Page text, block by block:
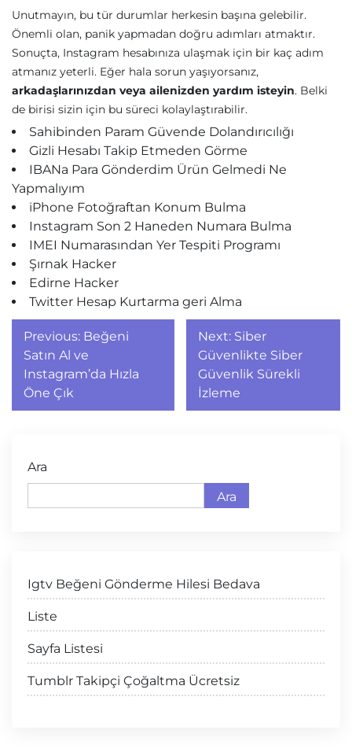
Unutmayın, bu tür durumlar herkesin başına gelebilir.
Önemli olan, panik yapmadan doğru adımları atmaktır.
Sonuçta, Instagram hesabınıza ulaşmak için bir kaç adım
atmanız yeterli. Eğer hala sorun yaşıyorsanız,
arkadaşlarınızdan veya ailenizden yardım isteyin. Belki
de birisi sizin için bu süreci kolaylaştırabilir.
Sahibinden Param Güvende Dolandırıcılığı
Gizli Hesabı Takip Etmeden Görme
IBANa Para Gönderdim Ürün Gelmedi Ne
Yapmalıyım
iPhone Fotoğraftan Konum Bulma
Instagram Son 2 Haneden Numara Bulma
IMEI Numarasından Yer Tespiti Programı
Şırnak Hacker
Edirne Hacker
Twitter Hesap Kurtarma geri Alma
Yazı
gezinmesi
Previous: Beğeni
Satın Al ve
Instagram’da Hızla
Öne Çık
Next: Siber
Güvenlikte Siber
Güvenlik Sürekli
İzleme
Ara
Ara
Igtv Beğeni Gönderme Hilesi Bedava
Liste
Sayfa Listesi
Tumblr Takipçi Çoğaltma Ücretsiz